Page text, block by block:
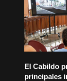
El Cabildo
principales